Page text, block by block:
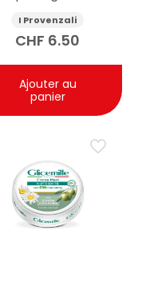
Avocat 250ml
I Provenzali
CHF 6.50
Ajouter au
panier